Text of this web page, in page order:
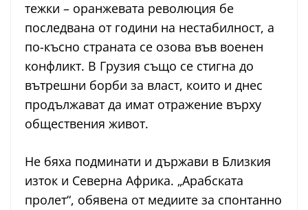
тежки – оранжевата революция бе
последвана от години на нестабилност, а
по-късно страната се озова във военен
конфликт. В Грузия също се стигна до
вътрешни борби за власт, които и днес
продължават да имат отражение върху
обществения живот.
Не бяха подминати и държави в Близкия
изток и Северна Африка. „Арабската
пролет“, обявена от медиите за спонтанно